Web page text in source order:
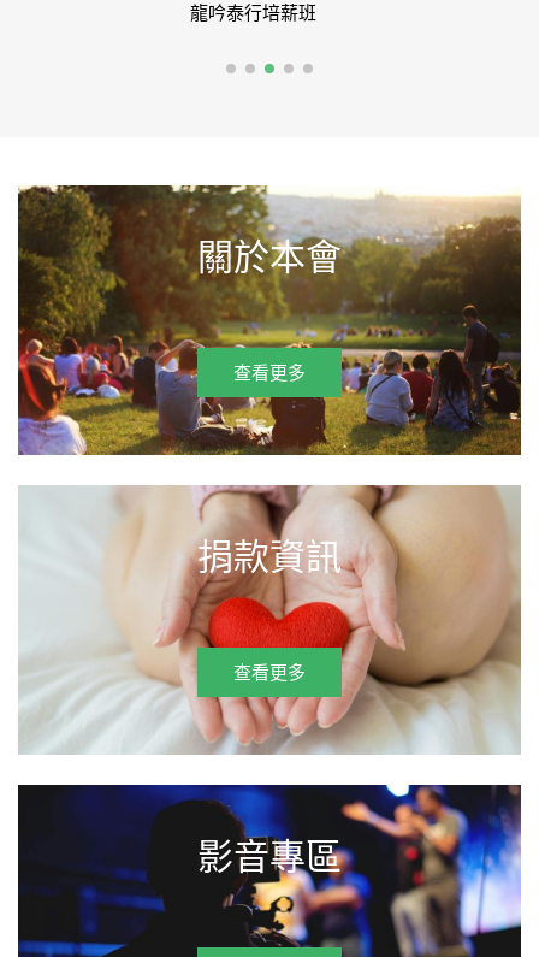
關於本會
查看更多
捐款資訊
查看更多
影音專區